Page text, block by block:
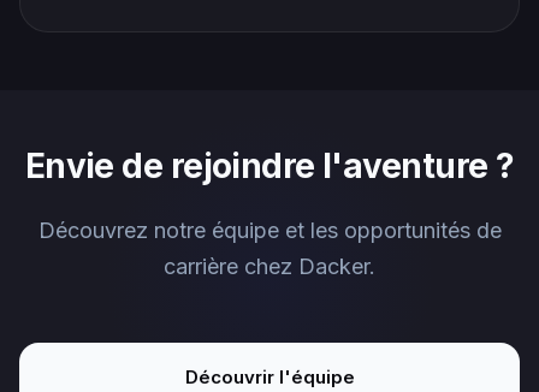
Envie de rejoindre l'aventure ?
Découvrez notre équipe et les opportunités de
carrière chez Dacker.
Découvrir l'équipe